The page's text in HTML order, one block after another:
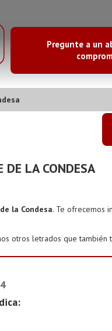
Pregunte a un
DE LA CONDESA
la Condesa. Te ofrecemos
otros letrados que también